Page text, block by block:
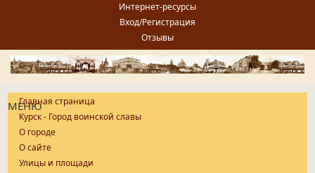
Интернет-ресурсы
Вход/Регистрация
Отзывы
МЕНЮ
Главная страница
Курск - Город воинской славы
О городе
О сайте
Улицы и площади